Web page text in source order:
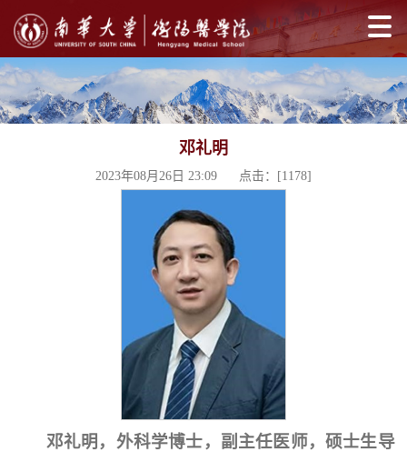
邓礼明
2023年08月26日 23:09 点击：[1178]
邓礼明，外科学博士，副主任医师，硕士生导